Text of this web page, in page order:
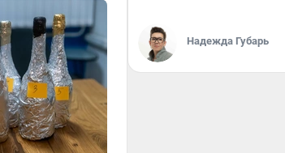
Надежда Губарь